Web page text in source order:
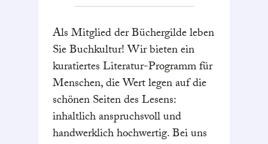
Als Mitglied der Büchergilde leben
Sie Buchkultur! Wir bieten ein
kuratiertes Literatur-Programm für
Menschen, die Wert legen auf die
schönen Seiten des Lesens:
inhaltlich anspruchsvoll und
handwerklich hochwertig. Bei uns